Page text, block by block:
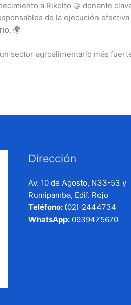
a Rikolto 🤝 donante
de la ejecución
🌍
sector agroalimentario más
Dirección
Av. 10 de Agosto, N33-53 y
Rumipamba, Edif. Rojo
Teléfono: (02)-2444734
WhatsApp: 0939475670